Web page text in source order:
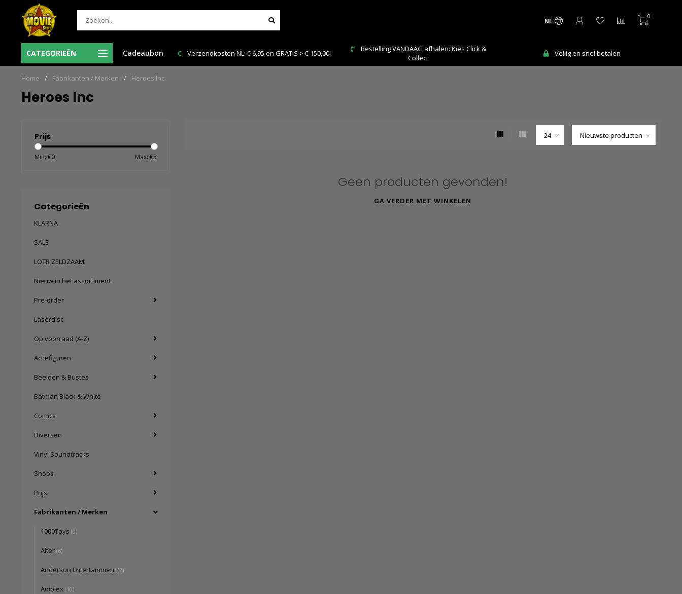
NL
0
CATEGORIEËN Cadeaubon
Ma-Vr voor 12:00 uur besteld = de volgende
werkdag in huis!
Verzendkosten NL: € 6,95 en GRATIS > € 150,00!
Bestelling VANDAAG afhalen: Kies Click &
Collect
Veilig en snel betalen
Home / Fabrikanten / Merken / Heroes Inc
Heroes Inc
Prijs
Min: €0 Max: €5
Categorieën
KLARNA
SALE
LOTR ZELDZAAM!
Nieuw in het assortiment
Pre-order
Laserdisc
Op voorraad (A-Z)
Actiefiguren
Beelden & Bustes
Batman Black & White
Comics
Diversen
Vinyl Soundtracks
Shops
Prijs
Fabrikanten / Merken
1000Toys (0)
Alter (6)
Anderson Entertainment (2)
Aniplex (10)
Geen producten gevonden!
GA VERDER MET WINKELEN